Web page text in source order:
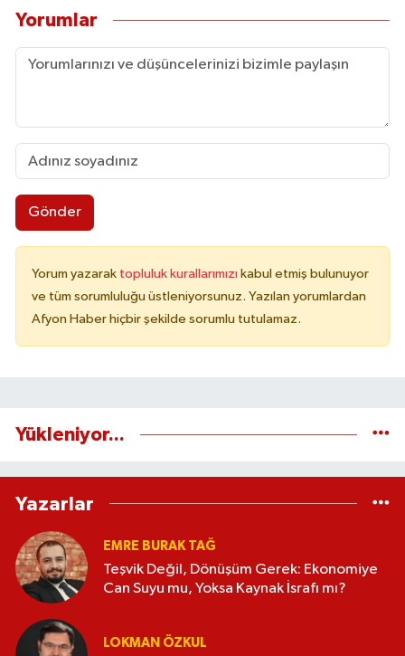
Yorumlar
Gönder
Yorum yazarak topluluk kurallarımızı kabul etmiş bulunuyor
ve tüm sorumluluğu üstleniyorsunuz. Yazılan yorumlardan
Afyon Haber hiçbir şekilde sorumlu tutulamaz.
Yükleniyor...
Yazarlar
EMRE BURAK TAĞ
Teşvik Değil, Dönüşüm Gerek: Ekonomiye
Can Suyu mu, Yoksa Kaynak İsrafı mı?
LOKMAN ÖZKUL